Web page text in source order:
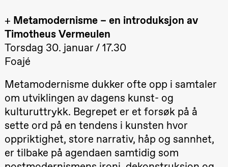
(Black Box
teater)
Fredag 18. september
20.00
Eriksen
Hi sida
Store scene
(Black Box
teater)
Lørdag 19. september
18.00
Pinquins &
Kjersti Alm
Eriksen
+ Metamodernisme – en introduksjon av
Timotheus Vermeulen
Torsdag 30. januar / 17.30
Foajé
Metamodernisme dukker ofte opp i samtaler
om utviklingen av dagens kunst- og
kulturuttrykk. Begrepet er et forsøk på å
sette ord på en tendens i kunsten hvor
oppriktighet, store narrativ, håp og sannhet,
er tilbake på agendaen samtidig som